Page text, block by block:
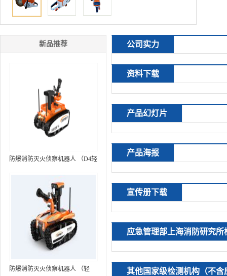
新品推荐
防爆消防灭火侦察机器人 （D4轻
防爆消防灭火侦察机器人 （轻
公司实力
资料下载
产品幻灯片
产品海报
宣传册下载
应急管理部上海消防研究所
其他国家级检测机构（不